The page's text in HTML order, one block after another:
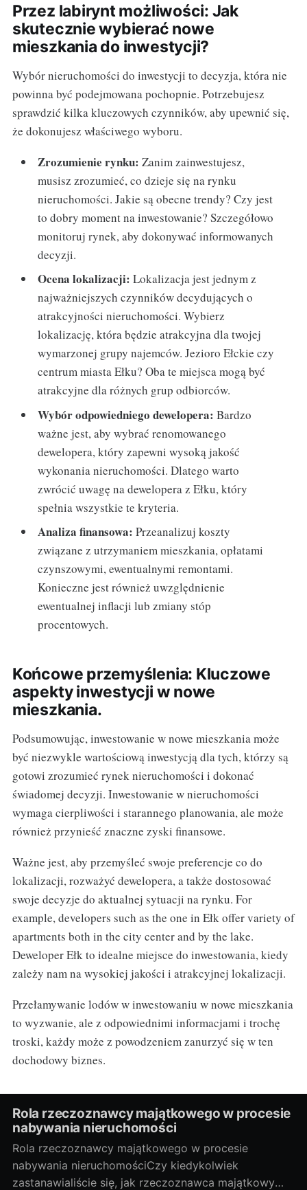
Przez labirynt możliwości: Jak
skutecznie wybierać nowe
mieszkania do inwestycji?
Wybór nieruchomości do inwestycji to decyzja, która nie
powinna być podejmowana pochopnie. Potrzebujesz
sprawdzić kilka kluczowych czynników, aby upewnić się,
że dokonujesz właściwego wyboru.
Zrozumienie rynku:Zanim zainwestujesz,
musisz zrozumieć, co dzieje się na rynku
nieruchomości. Jakie są obecne trendy? Czy jest
to dobry moment na inwestowanie? Szczegółowo
monitoruj rynek, aby dokonywać informowanych
decyzji.
Ocena lokalizacji: Lokalizacja jest jednym z
najważniejszych czynników decydujących o
atrakcyjności nieruchomości. Wybierz
lokalizację, która będzie atrakcyjna dla twojej
wymarzonej grupy najemców. Jezioro Ełckie czy
centrum miasta Ełku? Oba te miejsca mogą być
atrakcyjne dla różnych grup odbiorców.
Wybór odpowiedniego dewelopera: Bardzo
ważne jest, aby wybrać renomowanego
dewelopera, który zapewni wysoką jakość
wykonania nieruchomości. Dlatego warto
zwrócić uwagę na dewelopera z Ełku, który
spełnia wszystkie te kryteria.
Analiza finansowa: Przeanalizuj koszty
związane z utrzymaniem mieszkania, opłatami
czynszowymi, ewentualnymi remontami.
Konieczne jest również uwzględnienie
ewentualnej inflacji lub zmiany stóp
procentowych.
Końcowe przemyślenia: Kluczowe
aspekty inwestycji w nowe
mieszkania.
Podsumowując, inwestowanie w nowe mieszkania może
być niezwykle wartościową inwestycją dla tych, którzy są
gotowi zrozumieć rynek nieruchomości i dokonać
świadomej decyzji. Inwestowanie w nieruchomości
wymaga cierpliwości i starannego planowania, ale może
również przynieść znaczne zyski finansowe.
Ważne jest, aby przemyśleć swoje preferencje co do
lokalizacji, rozważyć dewelopera, a także dostosować
swoje decyzje do aktualnej sytuacji na rynku. For
example, developers such as the one in Ełk offer variety of
apartments both in the city center and by the lake.
Deweloper Ełk to idealne miejsce do inwestowania, kiedy
zależy nam na wysokiej jakości i atrakcyjnej lokalizacji.
Przełamywanie lodów w inwestowaniu w nowe mieszkania
to wyzwanie, ale z odpowiednimi informacjami i trochę
troski, każdy może z powodzeniem zanurzyć się w ten
dochodowy biznes.
Rola rzeczoznawcy majątkowego w procesie
nabywania nieruchomości
Rola rzeczoznawcy majątkowego w procesie
nabywania nieruchomościCzy kiedykolwiek
zastanawialiście się, jak rzeczoznawca majątkowy